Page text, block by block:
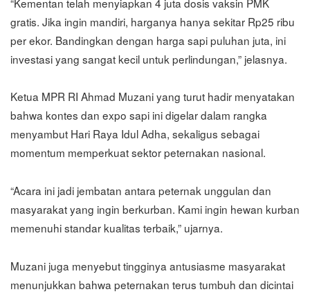
gratis. Jika ingin mandiri, harganya hanya sekitar Rp25 ribu
per ekor. Bandingkan dengan harga sapi puluhan juta, ini
investasi yang sangat kecil untuk perlindungan,” jelasnya.
Ketua MPR RI Ahmad Muzani yang turut hadir menyatakan
bahwa kontes dan expo sapi ini digelar dalam rangka
menyambut Hari Raya Idul Adha, sekaligus sebagai
momentum memperkuat sektor peternakan nasional.
“Acara ini jadi jembatan antara peternak unggulan dan
masyarakat yang ingin berkurban. Kami ingin hewan kurban
memenuhi standar kualitas terbaik,” ujarnya.
Muzani juga menyebut tingginya antusiasme masyarakat
menunjukkan bahwa peternakan terus tumbuh dan dicintai